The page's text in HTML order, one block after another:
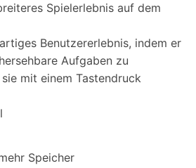
Spielerlebnis auf dem
Benutzererlebnis, indem er
Aufgaben zu
mit einem Tastendruck
Speicher